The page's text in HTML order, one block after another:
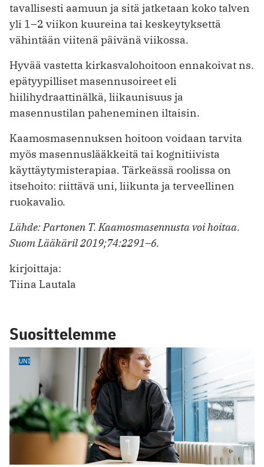
tavallisesti aamuun ja sitä jatketaan koko talven
yli 1–2 viikon kuureina tai keskeytyksettä
vähintään viitenä päivänä viikossa.
Hyvää vastetta kirkasvalohoitoon ennakoivat ns.
epätyypilliset masennusoireet eli
hiilihydraattinälkä, liikaunisuus ja
masennustilan paheneminen iltaisin.
Kaamosmasennuksen hoitoon voidaan tarvita
myös masennuslääkkeitä tai kognitiivista
käyttäytymisterapiaa. Tärkeässä roolissa on
itsehoito: riittävä uni, liikunta ja terveellinen
ruokavalio.
Lähde: Partonen T. Kaamosmasennusta voi hoitaa.
Suom Lääkäril 2019;74:2291–6.
kirjoittaja:
Tiina Lautala
Suosittelemme
UNI